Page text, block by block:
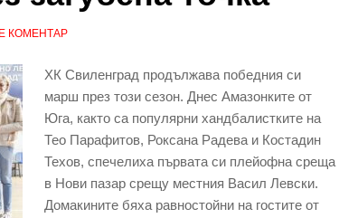
КОМЕНТАР
ХК Свиленград продължава победния си
марш през този сезон. Днес Амазонките от
Юга, както са популярни хандбалистките на
Тео Парафитов, Роксана Радева и Костадин
Техов, спечелиха първата си плейофна среща
в Нови пазар срещу местния Васил Левски.
Домакините бяха равностойни на гостите от